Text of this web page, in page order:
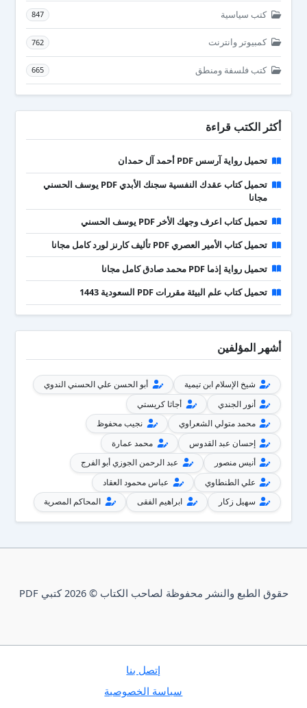
كتب سياسية 847
كمبيوتر وانترنت 762
كتب فلسفة ومنطق 665
أكثر الكتب قراءة
تحميل رواية آرسس PDF أحمد آل حمدان
تحميل كتاب عقدك النفسية سجنك الأبدي PDF يوسف الحسني
مجانا
تحميل كتاب اعرف وجهك الأخر PDF يوسف الحسني
تحميل كتاب الأمير العصري PDF تأليف كارنز لورد كامل مجانا
تحميل رواية إذما PDF محمد صادق كامل مجانا
تحميل كتاب علم البيئة مقررات PDF السعودية 1443
أشهر المؤلفين
شيخ الإسلام ابن تيمية
أبو الحسن علي الحسني الندوي
أنور الجندي
أجاثا كريستي
محمد متولي الشعراوي
نجيب محفوظ
إحسان عبد القدوس
محمد عمارة
أنيس منصور
عبد الرحمن الجوزي أبو الفرج
علي الطنطاوي
عباس محمود العقاد
سهيل زكار
ابراهيم الفقى المحاكم المصرية
حقوق الطبع والنشر محفوظة لصاحب الكتاب © 2026 كتبي PDF
إتصل بنا
سياسة الخصوصية